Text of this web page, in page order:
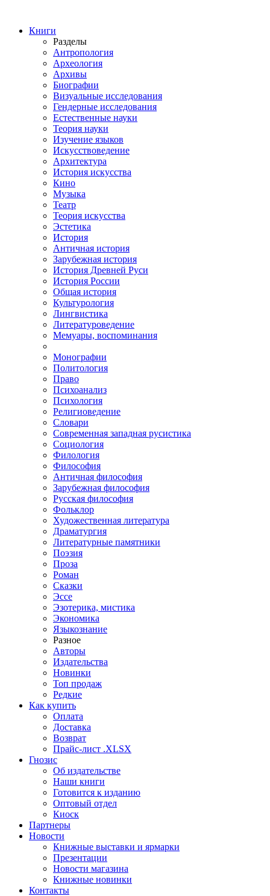
Книги
Разделы
Антропология
Археология
Архивы
Биографии
Визуальные исследования
Гендерные исследования
Естественные науки
Теория науки
Изучение языков
Искусствоведение
Архитектура
История искусства
Кино
Музыка
Театр
Теория искусства
Эстетика
История
Античная история
Зарубежная история
История Древней Руси
История России
Общая история
Культурология
Лингвистика
Литературоведение
Мемуары, воспоминания
Монографии
Политология
Право
Психоанализ
Психология
Религиоведение
Словари
Современная западная русистика
Социология
Филология
Философия
Античная философия
Зарубежная философия
Русская философия
Фольклор
Художественная литература
Драматургия
Литературные памятники
Поэзия
Проза
Роман
Сказки
Эссе
Эзотерика, мистика
Экономика
Языкознание
Разное
Авторы
Издательства
Новинки
Топ продаж
Редкие
Как купить
Оплата
Доставка
Возврат
Прайс-лист .XLSX
Гнозис
Об издательстве
Наши книги
Готовится к изданию
Оптовый отдел
Киоск
Партнеры
Новости
Книжные выставки и ярмарки
Презентации
Новости магазина
Книжные новинки
Контакты